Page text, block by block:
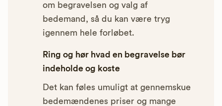
om begravelsen og valg af
bedemand, så du kan være tryg
igennem hele forløbet.
Ring og hør hvad en begravelse bør
indeholde og koste
Det kan føles umuligt at gennemskue
bedemændenes priser og mange